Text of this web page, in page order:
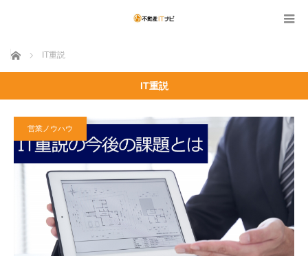
ホーム IT重説
IT重説
営業ノウハウ